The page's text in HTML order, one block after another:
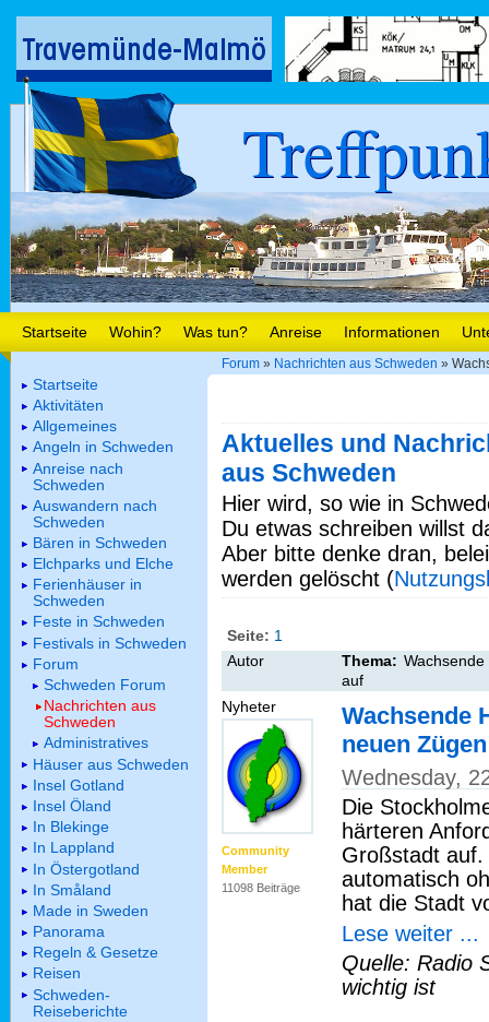
Startseite Wohin? Was tun? Anreise Informationen
Forum » Nachrichten aus Schweden »
Aktuelles und
aus Schweden
Hier wird, so wie in
Du etwas schreiben willst
Aber bitte denke dran,
werden gelöscht (
Seite: 1
Autor
Thema:
auf
Nyheter
Community
Member
11098 Beiträge
Wachsende
neuen
Wednesday,
Die
härteren
Großstadt
automatisch
hat die Stadt
Lese weiter ...
Quelle: Radio
wichtig ist
Startseite
Aktivitäten
Allgemeines
Angeln in Schweden
Anreise nach
Schweden
Auswandern nach
Schweden
Bären in Schweden
Elchparks und Elche
Ferienhäuser in
Schweden
Feste in Schweden
Festivals in Schweden
Forum
Schweden Forum
Nachrichten aus
Schweden
Administratives
Häuser aus Schweden
Insel Gotland
Insel Öland
In Blekinge
In Lappland
In Östergotland
In Småland
Made in Sweden
Panorama
Regeln & Gesetze
Reisen
Schweden-
Reiseberichte